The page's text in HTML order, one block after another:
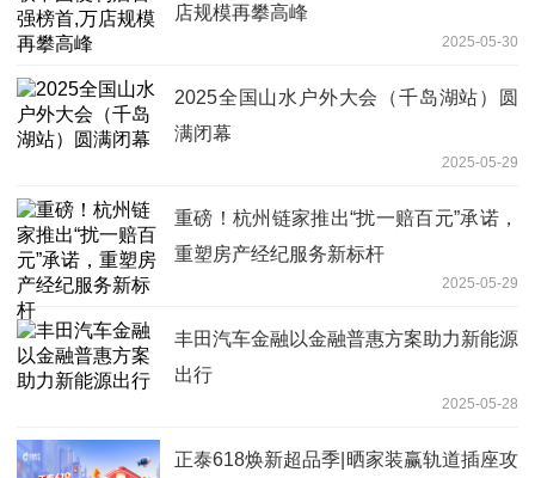
店规模再攀高峰
2025-05-30
2025全国山水户外大会（千岛湖站）圆
满闭幕
2025-05-29
重磅！杭州链家推出“扰一赔百元”承诺，
重塑房产经纪服务新标杆
2025-05-29
丰田汽车金融以金融普惠方案助力新能源
出行
2025-05-28
正泰618焕新超品季|晒家装赢轨道插座攻